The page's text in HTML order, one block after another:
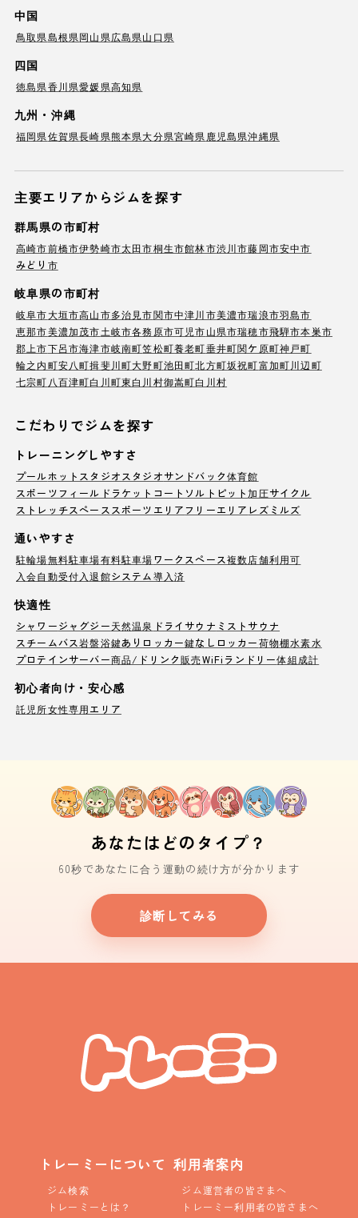
中国
鳥取県島根県岡山県広島県山口県
四国
徳島県香川県愛媛県高知県
九州・沖縄
福岡県佐賀県長崎県熊本県大分県宮崎県 鹿児島県沖縄県
主要エリアからジムを探す
群馬県の市町村
高崎市前橋市伊勢崎市太田市桐生市館林市渋川市藤岡市安中市
みどり市
岐阜県の市町村
岐阜市大垣市高山市多治見市関市中津川市美濃市瑞浪市羽島市
恵那市美濃加茂市土岐市各務原市可児市山県市瑞穂市飛騨市本巣市
郡上市下呂市海津市岐南町笠松町養老町垂井町関ケ原町神戸町
輪之内町安八町揖斐川町大野町池田町北方町坂祝町富加町川辺町
七宗町 八百津町白川町東白川村御嵩町白川村
こだわりでジムを探す
トレーニングしやすさ
プールホットスタジオ スタジオサンドバック体育館
スポーツフィールド ラケットコート ソルトピット加圧サイクル
ストレッチスペース スポーツエリア フリーエリア レズミルズ
通いやすさ
駐輪場無料駐車場有料駐車場ワークスペース複数店舗利用可
入会自動受付 入退館システム導入済
快適性
シャワージャグジー天然温泉 ドライサウナ ミストサウナ
スチームバス岩盤浴鍵ありロッカー鍵なしロッカー荷物棚水素水
プロテインサーバー商品/ドリンク販売WiFi ランドリー体組成計
初心者向け・安心感
託児所女性専用エリア
あなたはどのタイプ？
60秒であなたに合う運動の続け方が分かります
診断してみる
トレーミーについて
ジム検索
トレーミーとは？
利用者案内
ジム運営者の皆さまへ
トレーミー利用者の皆さまへ